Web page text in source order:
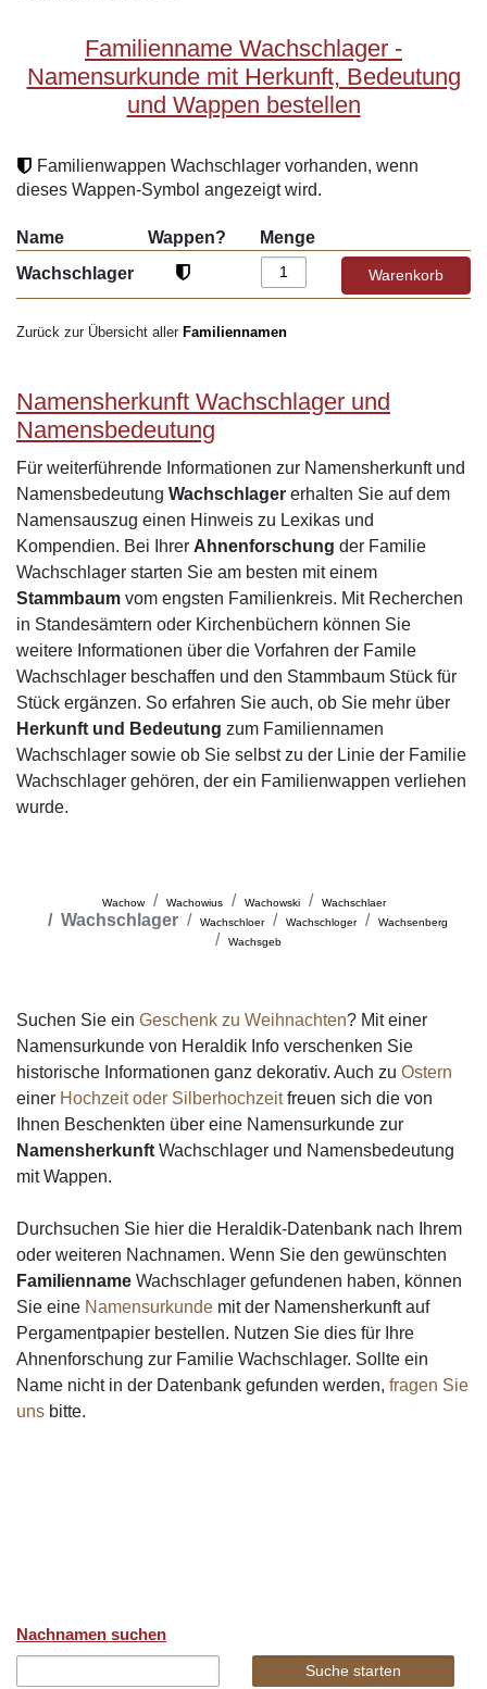
Familienname Wachschlager -
Namensurkunde mit Herkunft, Bedeutung
und Wappen bestellen
Familienwappen Wachschlager vorhanden, wenn
dieses Wappen-Symbol angezeigt wird.
Name Wappen?
Menge
Wachschlager
Zurück zur Übersicht aller Familiennamen
Namensherkunft Wachschlager und
Namensbedeutung
Für weiterführende Informationen zur Namensherkunft und
Namensbedeutung Wachschlager erhalten Sie auf dem
Namensauszug einen Hinweis zu Lexikas und
Kompendien. Bei Ihrer Ahnenforschung der Familie
Wachschlager starten Sie am besten mit einem
Stammbaum vom engsten Familienkreis. Mit Recherchen
in Standesämtern oder Kirchenbüchern können Sie
weitere Informationen über die Vorfahren der Famile
Wachschlager beschaffen und den Stammbaum Stück für
Stück ergänzen. So erfahren Sie auch, ob Sie mehr über
Herkunft und Bedeutung zum Familiennamen
Wachschlager sowie ob Sie selbst zu der Linie der Familie
Wachschlager gehören, der ein Familienwappen verliehen
wurde.
Wachow Wachowius Wachowski Wachschlaer
Wachschlager Wachschloer Wachschloger
Wachsenberg
Wachsgeb
Suchen Sie ein Geschenk zu Weihnachten? Mit einer
Namensurkunde von Heraldik Info verschenken Sie
historische Informationen ganz dekorativ. Auch zu Ostern
einer Hochzeit oder Silberhochzeitfreuen sich die von
Ihnen Beschenkten über eine Namensurkunde zur
Namensherkunft Wachschlager und Namensbedeutung
mit Wappen.
Durchsuchen Sie hier die Heraldik-Datenbank nach Ihrem
oder weiteren Nachnamen. Wenn Sie den gewünschten
Familienname Wachschlager gefundenen haben, können
Sie eine Namensurkunde mit der Namensherkunft auf
Pergamentpapier bestellen. Nutzen Sie dies für Ihre
Ahnenforschung zur Familie Wachschlager. Sollte ein
Name nicht in der Datenbank gefunden werden, fragen Sie
uns bitte.
Nachnamen suchen